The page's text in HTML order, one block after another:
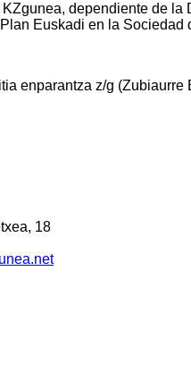
dependiente de
Euskadi en la Sociedad
enparantza z/g (Zubiaurre
18